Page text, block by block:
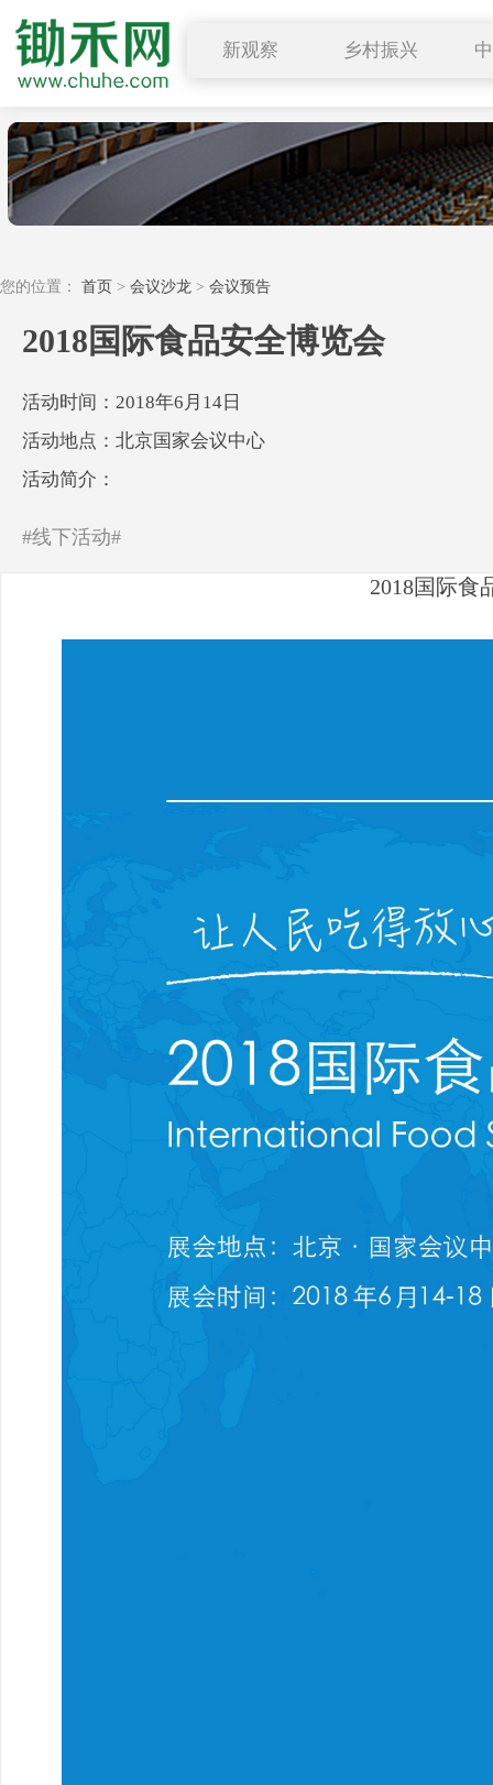
新观察
行业要闻
深度解读
小禾观点
乡村振兴
您的位置： 首页 > 会议沙龙 > 会议预告
2018国际食品安全博览会
活动时间：2018年6月14日
活动地点：北京国家会议中心
活动简介：
#线下活动#
2018国际食